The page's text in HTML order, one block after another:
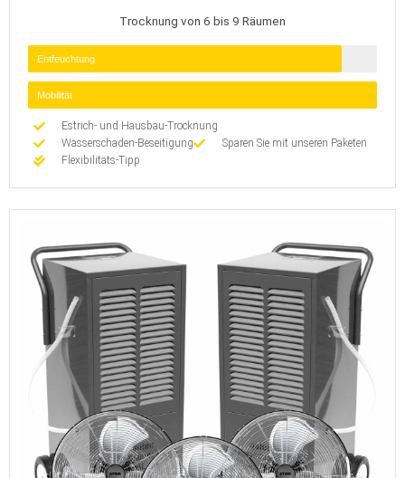
Trocknung von 6 bis 9 Räumen
Entfeuchtung
Mobilität
Estrich- und Hausbau-Trocknung
Wasserschaden-Beseitigung
Sparen Sie mit unseren Paketen
Flexibilitäts-Tipp